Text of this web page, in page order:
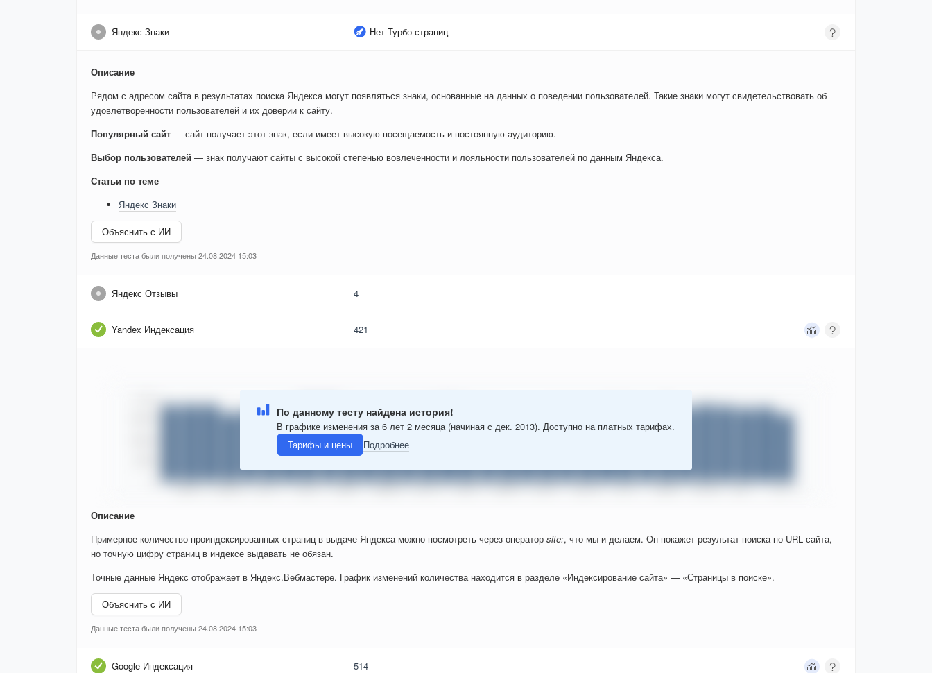
Яндекс Знаки Нет Турбо-страниц
Описание
Рядом с адресом сайта в результатах поиска Яндекса могут появляться знаки, основанные на данных о поведении пользователей. Такие знаки могут свидетельствовать об
удовлетворенности пользователей и их доверии к сайту.
Популярный сайт — сайт получает этот знак, если имеет высокую посещаемость и постоянную аудиторию.
Выбор пользователей — знак получают сайты с высокой степенью вовлеченности и лояльности пользователей по данным Яндекса.
Статьи по теме
Яндекс Знаки
Объяснить с ИИ
Данные теста были получены 24.08.2024 15:03
Яндекс Отзывы 4
Yandex Индексация 421
По данному тесту найдена история!
В графике изменения за 6 лет 2 месяца (начиная с дек. 2013). Доступно на платных тарифах.
Тарифы и цены
Подробнее
Описание
Примерное количество проиндексированных страниц в выдаче Яндекса можно посмотреть через оператор site:, что мы и делаем. Он покажет результат поиска по URL сайта,
но точную цифру страниц в индексе выдавать не обязан.
Точные данные Яндекс отображает в Яндекс.Вебмастере. График изменений количества находится в разделе «Индексирование сайта» — «Страницы в поиске».
Объяснить с ИИ
Данные теста были получены 24.08.2024 15:03
Google Индексация 514